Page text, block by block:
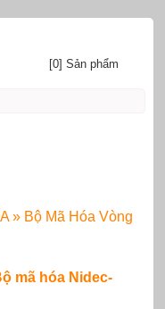
mã hóa Nidec-
» Bộ Mã Hóa Vòng
[0] Sản phẩm